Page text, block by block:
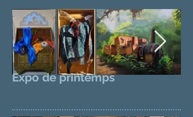
Expo de printemps